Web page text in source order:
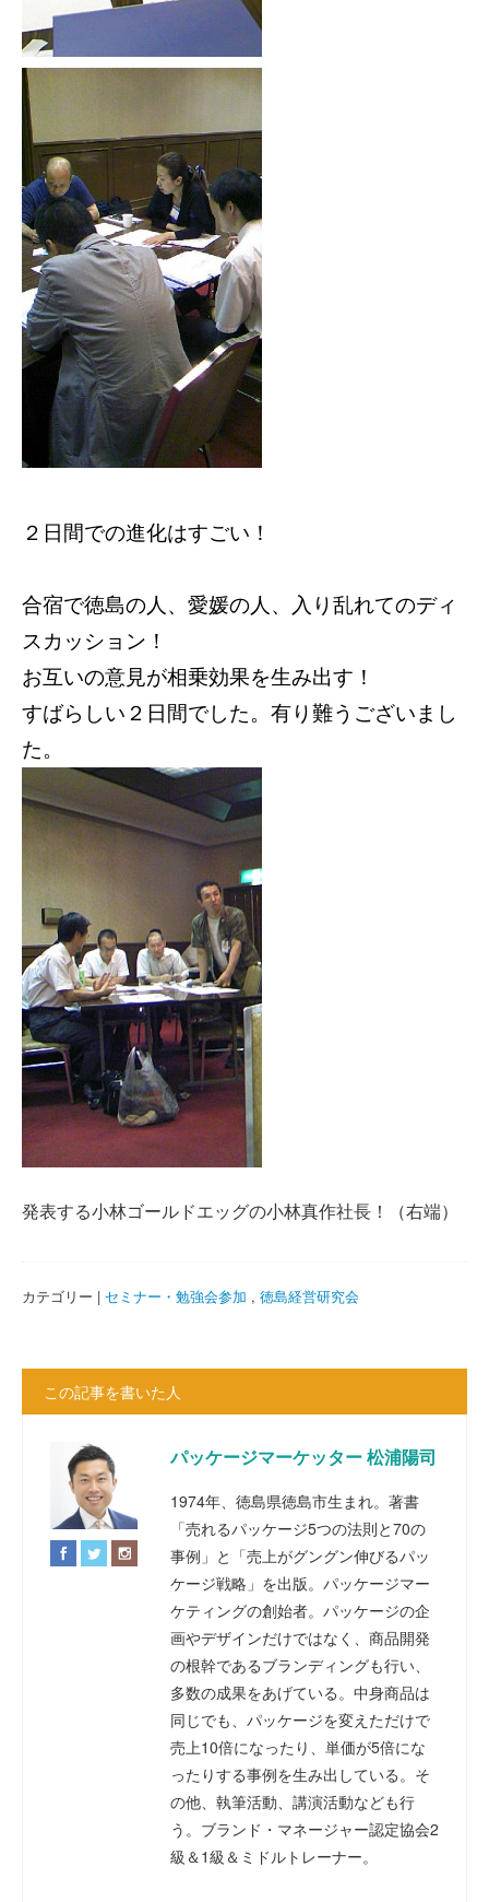
２日間での進化はすごい！
合宿で徳島の人、愛媛の人、入り乱れてのディ
スカッション！
お互いの意見が相乗効果を生み出す！
すばらしい２日間でした。 有り難うございまし
た。
発表する小林ゴールドエッグの小林真作社長！（右端）
カテゴリー | セミナー・勉強会参加 , 徳島経営研究会
この記事を書いた人
パッケージマーケッター 松浦陽司
1974年、徳島県徳島市生まれ。著書
「売れるパッケージ5つの法則と70の
事例」と「売上がグングン伸びるパッ
ケージ戦略」を出版。パッケージマー
ケティングの創始者。パッケージの企
画やデザインだけではなく、商品開発
の根幹であるブランディングも行い、
多数の成果をあげている。中身商品は
同じでも、パッケージを変えただけで
売上10倍になったり、単価が5倍にな
ったりする事例を生み出している。そ
の他、執筆活動、講演活動なども行
う。ブランド・マネージャー認定協会2
級＆1級＆ミドルトレーナー。